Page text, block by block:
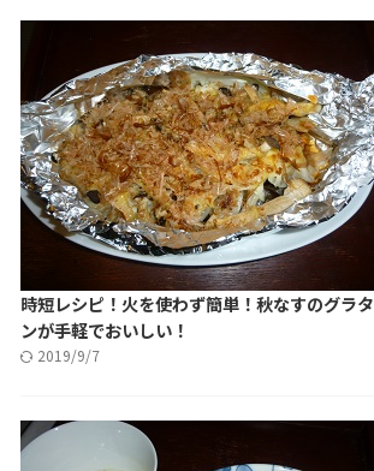
時短レシピ！火を使わず簡単！秋なすのグラタ
ンが手軽でおいしい！
2019/9/7